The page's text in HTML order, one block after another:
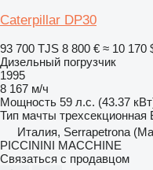
Caterpillar DP30
93 700 TJS 8 800 € ≈ 10 170
Дизельный погрузчик
1995
8 167 м/ч
Мощность 59 л.с. (43.37
Тип мачты трехсекционная
Италия, Serrapetrona
PICCININI MACCHINE
Связаться с продавцом